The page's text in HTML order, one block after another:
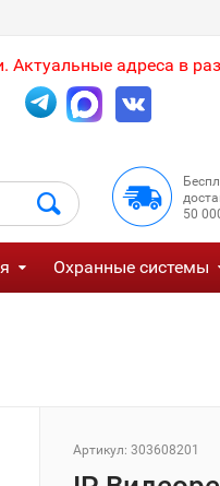
адреса в
50
Охранные системы
Артикул: 303608201